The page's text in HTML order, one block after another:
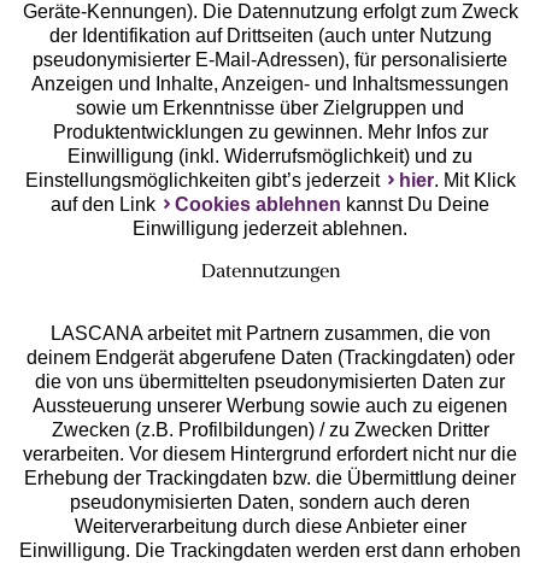
Unsere Apps
Services
Beratung
Über uns
Geräte-Kennungen). Die Datennutzung erfolgt zum Zweck
der Identifikation auf Drittseiten (auch unter Nutzung
pseudonymisierter E-Mail-Adressen), für personalisierte
Anzeigen und Inhalte, Anzeigen- und Inhaltsmessungen
sowie um Erkenntnisse über Zielgruppen und
Produktentwicklungen zu gewinnen. Mehr Infos zur
Einwilligung (inkl. Widerrufsmöglichkeit) und zu
Einstellungsmöglichkeiten gibt’s jederzeit
hier. Mit Klick
auf den Link
Cookies ablehnen kannst Du Deine
Einwilligung jederzeit ablehnen.
Datennutzungen
LASCANA arbeitet mit Partnern zusammen, die von
deinem Endgerät abgerufene Daten (Trackingdaten) oder
die von uns übermittelten pseudonymisierten Daten zur
Aussteuerung unserer Werbung sowie auch zu eigenen
Zwecken (z.B. Profilbildungen) / zu Zwecken Dritter
verarbeiten. Vor diesem Hintergrund erfordert nicht nur die
Erhebung der Trackingdaten bzw. die Übermittlung deiner
pseudonymisierten Daten, sondern auch deren
Weiterverarbeitung durch diese Anbieter einer
Einwilligung. Die Trackingdaten werden erst dann erhoben